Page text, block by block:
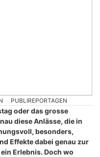
PUBLIREPORTAGEN
oder das grosse
diese Anlässe, die in
besonders,
Effekte dabei genau zur
Erlebnis. Doch wo